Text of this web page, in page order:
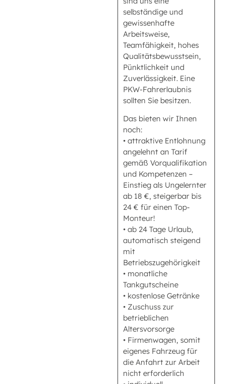
selbständige und
gewissenhafte
Arbeitsweise,
Teamfähigkeit, hohes
Qualitätsbewusstsein,
Pünktlichkeit und
Zuverlässigkeit. Eine
PKW-Fahrerlaubnis
sollten Sie besitzen.
Das bieten wir Ihnen
noch:
• attraktive Entlohnung
angelehnt an Tarif
gemäß Vorqualifikation
und Kompetenzen –
Einstieg als Ungelernter
ab 18 €, steigerbar bis
24 € für einen Top-
Monteur!
• ab 24 Tage Urlaub,
automatisch steigend
mit
Betriebszugehörigkeit
• monatliche
Tankgutscheine
• kostenlose Getränke
• Zuschuss zur
betrieblichen
Altersvorsorge
• Firmenwagen, somit
eigenes Fahrzeug für
die Anfahrt zur Arbeit
nicht erforderlich